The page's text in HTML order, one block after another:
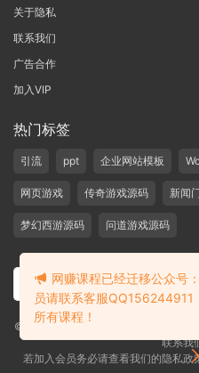
关于隐私
联系我们
广告合作
加入VIP
热门标签
引流 ppt 企业网站模板
网页游戏 传奇游戏源码 新闻
梦幻西游源码 问道游戏源码
©2019-2020 愁资源 站内大部分资源
联系我
若加入会员务必请查看我们的隐私
网赚课程已经迁移公众号
员请联系客服QQ156244911
所有课程！